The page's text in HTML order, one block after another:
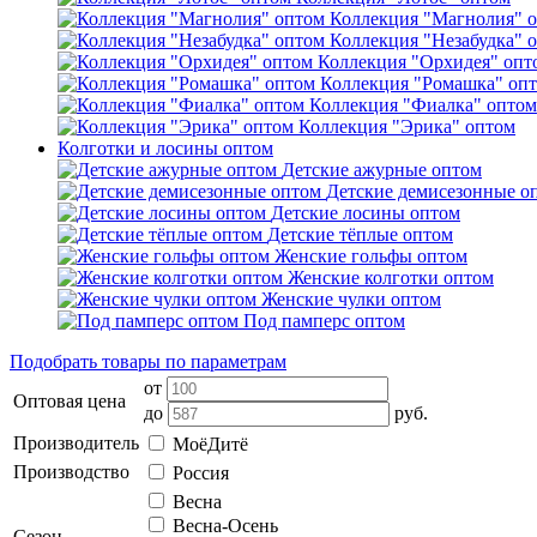
Коллекция "Магнолия"
Коллекция "Незабудка"
Коллекция "Орхидея"
Коллекция "Ромашка"
Коллекция "Фиалка" оптом
Коллекция "Эрика" оптом
Колготки и лосины оптом
Детские ажурные оптом
Детские демисезонные
Детские лосины оптом
Детские тёплые оптом
Женские гольфы оптом
Женские колготки оптом
Женские чулки оптом
Под памперс оптом
Подобрать товары по параметрам
Оптовая цена
от
до
руб.
Производитель
МоёДитё
Производство
Россия
Весна
Весна-Осень